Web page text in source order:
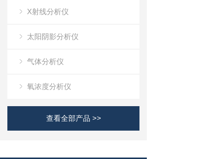
X射线分析仪
太阳阴影分析仪
气体分析仪
氧浓度分析仪
查看全部产品 >>